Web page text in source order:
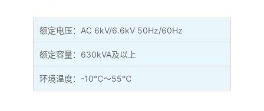
额定电压：AC 6kV/6.6kV 50Hz/60Hz
额定容量：630kVA及以上
环境温度：-10℃～55℃